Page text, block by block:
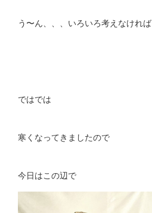
う〜ん、、、いろいろ考えなければ
ではでは
寒くなってきましたので
今日はこの辺で